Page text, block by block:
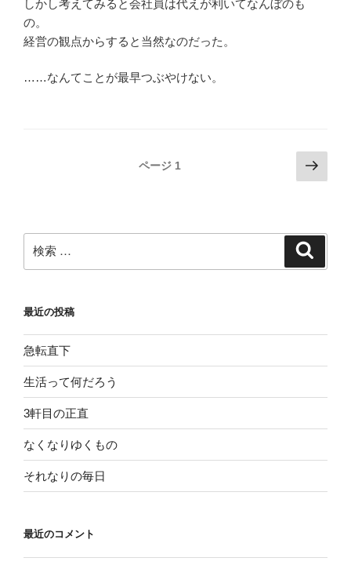
しかし考えてみると会社員は代えが利いてなんぼのも
の。
経営の観点からすると当然なのだった。
……なんてことが最早つぶやけない。
ゲ
ー
ョ
ン
ページ 1
次
の
ジ
検
索:
最近の投稿
急転直下
生活って何だろう
3軒目の正直
なくなりゆくもの
それなりの毎日
最近のコメント